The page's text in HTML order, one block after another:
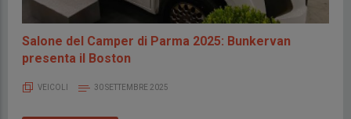
Salone del Camper di Parma 2025: Bunkervan
presenta il Boston
VEICOLI 30 SETTEMBRE 2025